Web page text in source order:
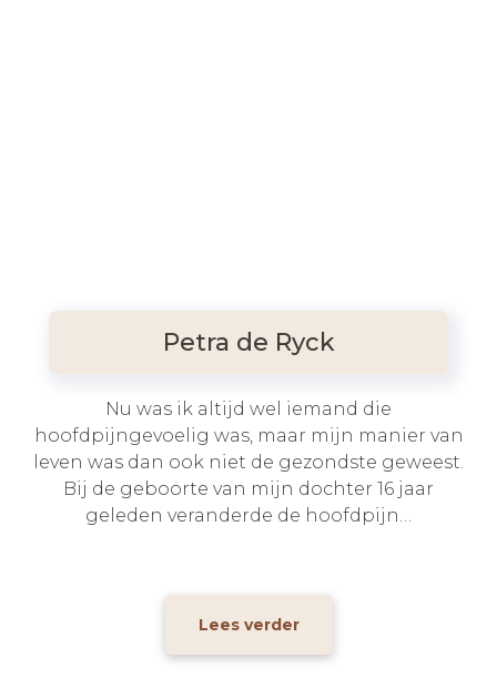
Petra de Ryck
Nu was ik altijd wel iemand die
hoofdpijngevoelig was, maar mijn manier van
leven was dan ook niet de gezondste geweest.
Bij de geboorte van mijn dochter 16 jaar
geleden veranderde de hoofdpijn…
Lees verder